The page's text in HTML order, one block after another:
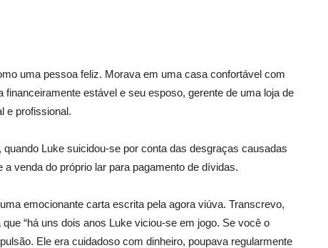
uma pessoa feliz. Morava em uma casa confortável com
estável e seu esposo, gerente de uma loja de
e profissional.
Luke suicidou-se por conta das desgraças causadas
venda do próprio lar para pagamento de dívidas.
emocionante carta escrita pela agora viúva. Transcrevo,
“há uns dois anos Luke viciou-se em jogo. Se você o
Ele era cuidadoso com dinheiro, poupava regularmente